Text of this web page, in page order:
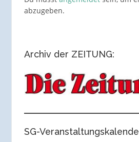
abzugeben.
Archiv der ZEITUNG:
SG-